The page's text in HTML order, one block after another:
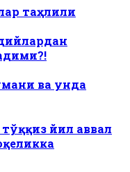
таҳлили
ва унда
йил аввал